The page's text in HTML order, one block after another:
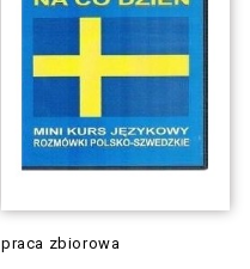
praca zbiorowa